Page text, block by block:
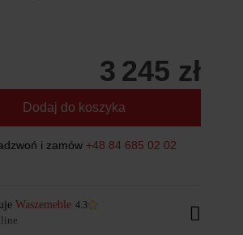
3 245 zł
Dodaj do koszyka
i zamów +48 84 685 02 02
Waszemeble 4.3